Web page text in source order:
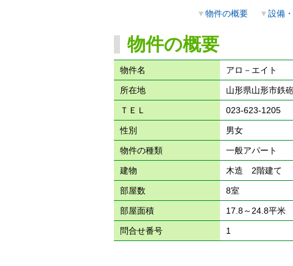
▼物件の概要 ▼設備
物件の概要
物件名 アロ－エイト
所在地 山形県山形市鉄
ＴＥＬ 023-623-1205
性別 男女
物件の種類 一般アパート
建物 木造 2階建て
部屋数 8室
部屋面積 17.8～24.8平米
問合せ番号 1